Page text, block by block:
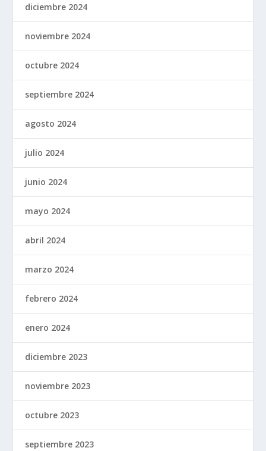
diciembre 2024
noviembre 2024
octubre 2024
septiembre 2024
agosto 2024
julio 2024
junio 2024
mayo 2024
abril 2024
marzo 2024
febrero 2024
enero 2024
diciembre 2023
noviembre 2023
octubre 2023
septiembre 2023